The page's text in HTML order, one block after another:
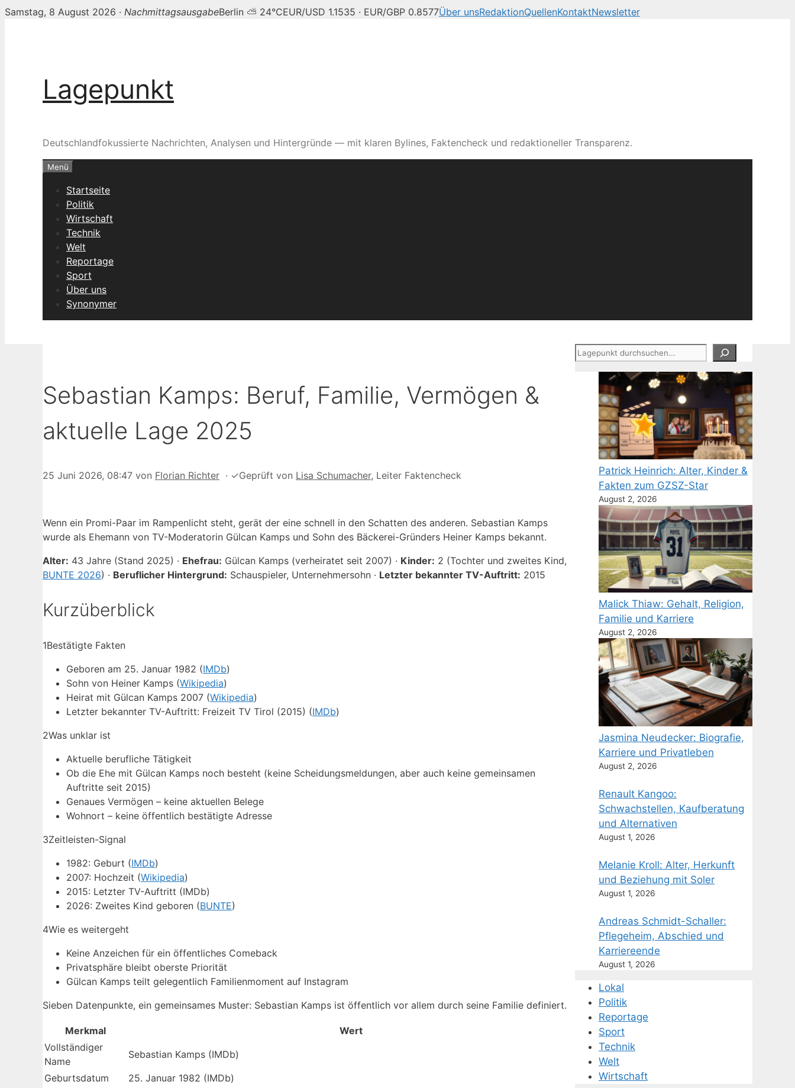
Samstag, 8 August 2026 · NachmittagsausgabeBerlin ⛅ 24°CEUR/USD 1.1535 · EUR/GBP 0.8577Über unsRedaktionQuellenKontaktNewsletter
Lagepunkt
Deutschlandfokussierte Nachrichten, Analysen und Hintergründe — mit klaren Bylines, Faktencheck und redaktioneller Transparenz.
Menü
Startseite
Politik
Wirtschaft
Technik
Welt
Reportage
Sport
Über uns
Synonymer
Sebastian Kamps: Beruf, Familie, Vermögen &
aktuelle Lage 2025
25 Juni 2026, 08:47 von Florian Richter · ✓Geprüft von Lisa Schumacher, Leiter Faktencheck
Wenn ein Promi-Paar im Rampenlicht steht, gerät der eine schnell in den Schatten des anderen. Sebastian Kamps
wurde als Ehemann von TV-Moderatorin Gülcan Kamps und Sohn des Bäckerei-Gründers Heiner Kamps bekannt.
Alter: 43 Jahre (Stand 2025) · Ehefrau: Gülcan Kamps (verheiratet seit 2007) · Kinder: 2 (Tochter und zweites Kind,
BUNTE 2026) · Beruflicher Hintergrund: Schauspieler, Unternehmersohn · Letzter bekannter TV-Auftritt: 2015
Kurzüberblick
1Bestätigte Fakten
Geboren am 25. Januar 1982 (IMDb)
Sohn von Heiner Kamps (Wikipedia)
Heirat mit Gülcan Kamps 2007 (Wikipedia)
Letzter bekannter TV-Auftritt: Freizeit TV Tirol (2015) (IMDb)
2Was unklar ist
Aktuelle berufliche Tätigkeit
Ob die Ehe mit Gülcan Kamps noch besteht (keine Scheidungsmeldungen, aber auch keine gemeinsamen
Auftritte seit 2015)
Genaues Vermögen – keine aktuellen Belege
Wohnort – keine öffentlich bestätigte Adresse
3Zeitleisten-Signal
1982: Geburt (IMDb)
2007: Hochzeit (Wikipedia)
2015: Letzter TV-Auftritt (IMDb)
2026: Zweites Kind geboren (BUNTE)
4Wie es weitergeht
Keine Anzeichen für ein öffentliches Comeback
Privatsphäre bleibt oberste Priorität
Gülcan Kamps teilt gelegentlich Familienmoment auf Instagram
Sieben Datenpunkte, ein gemeinsames Muster: Sebastian Kamps ist öffentlich vor allem durch seine Familie definiert.
Merkmal
Wert
Vollständiger
Name
Sebastian Kamps (IMDb)
Geburtsdatum
25. Januar 1982 (IMDb)
Suchen
Patrick Heinrich: Alter, Kinder &
Fakten zum GZSZ-Star
August 2, 2026
Malick Thiaw: Gehalt, Religion,
Familie und Karriere
August 2, 2026
Jasmina Neudecker: Biografie,
Karriere und Privatleben
August 2, 2026
Renault Kangoo:
Schwachstellen, Kaufberatung
und Alternativen
August 1, 2026
Melanie Kroll: Alter, Herkunft
und Beziehung mit Soler
August 1, 2026
Andreas Schmidt-Schaller:
Pflegeheim, Abschied und
Karriereende
August 1, 2026
Lokal
Politik
Reportage
Sport
Technik
Welt
Wirtschaft